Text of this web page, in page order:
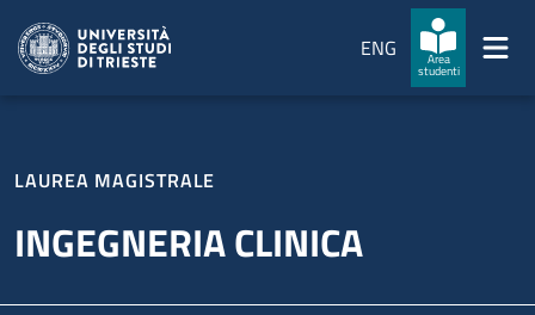
ENG
Area
studenti
LAUREA MAGISTRALE
INGEGNERIA CLINICA